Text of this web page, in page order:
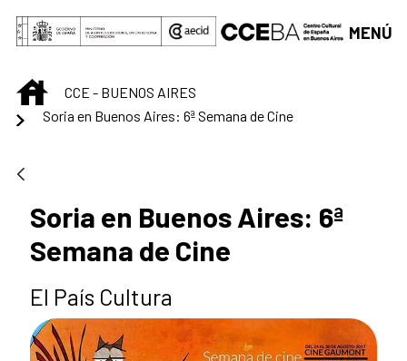
Saltar al contenido principal
MENÚ
INICIOCCE - BUENOS AIRES
Soria en Buenos Aires: 6ª Semana de Cine
Soria en Buenos Aires: 6ª
Semana de Cine
El País Cultura